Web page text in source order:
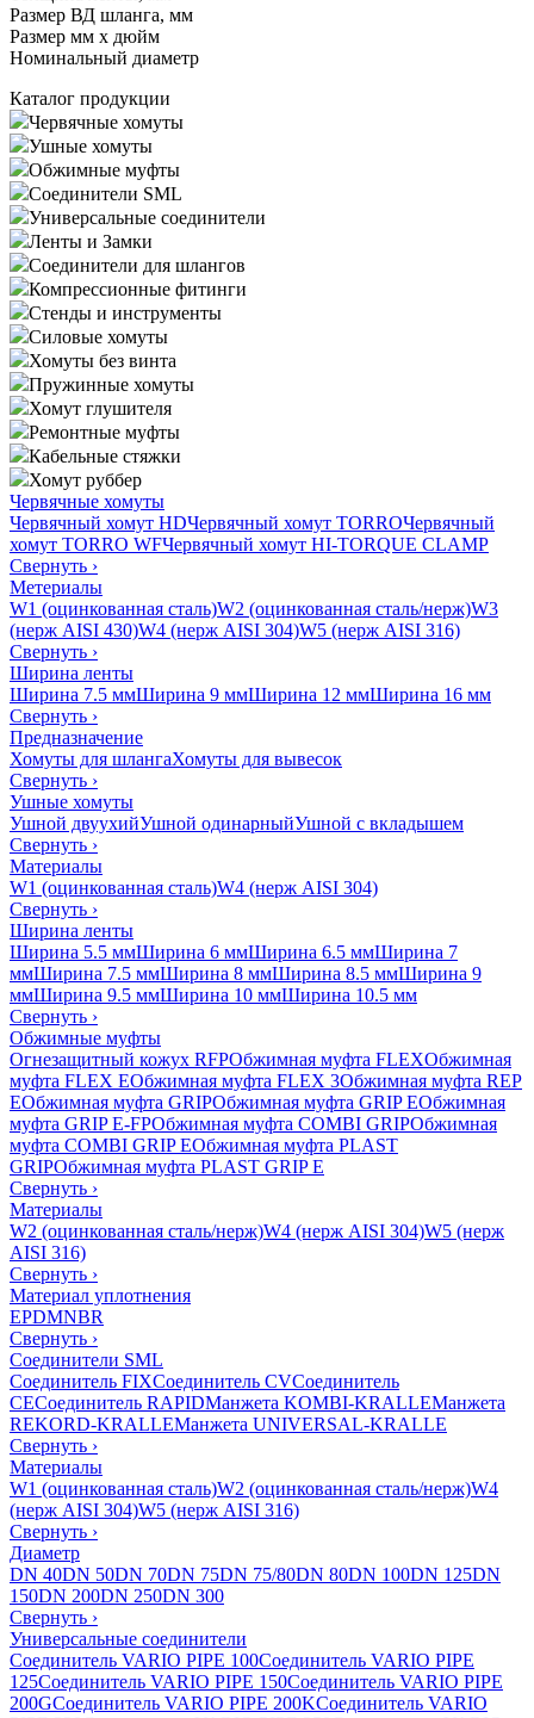
Размер ВД шланга, мм
Размер мм x дюйм
Номинальный диаметр
Каталог продукции
Червячные хомуты
Ушные хомуты
Обжимные муфты
Соединители SML
Универсальные соединители
Ленты и Замки
Соединители для шлангов
Компрессионные фитинги
Стенды и инструменты
Силовые хомуты
Хомуты без винта
Пружинные хомуты
Хомут глушителя
Ремонтные муфты
Кабельные стяжки
Хомут руббер
Червячные хомуты
Червячный хомут HDЧервячный хомут TORROЧервячный
хомут TORRO WFЧервячный хомут HI-TORQUE CLAMP
Свернуть ›
Метериалы
W1 (оцинкованная сталь)W2 (оцинкованная сталь/нерж)W3
(нерж AISI 430)W4 (нерж AISI 304)W5 (нерж AISI 316)
Свернуть ›
Ширина ленты
Ширина 7.5 ммШирина 9 ммШирина 12 ммШирина 16 мм
Свернуть ›
Предназначение
Хомуты для шлангаХомуты для вывесок
Свернуть ›
Ушные хомуты
Ушной двуухийУшной одинарныйУшной с вкладышем
Свернуть ›
Материалы
W1 (оцинкованная сталь)W4 (нерж AISI 304)
Свернуть ›
Ширина ленты
Ширина 5.5 ммШирина 6 ммШирина 6.5 ммШирина 7
ммШирина 7.5 ммШирина 8 ммШирина 8.5 ммШирина 9
ммШирина 9.5 ммШирина 10 ммШирина 10.5 мм
Свернуть ›
Обжимные муфты
Огнезащитный кожух RFPОбжимная муфта FLEXОбжимная
муфта FLEX EОбжимная муфта FLEX 3Обжимная муфта REP
EОбжимная муфта GRIPОбжимная муфта GRIP EОбжимная
муфта GRIP E-FPОбжимная муфта COMBI GRIPОбжимная
муфта COMBI GRIP EОбжимная муфта PLAST
GRIPОбжимная муфта PLAST GRIP E
Свернуть ›
Материалы
W2 (оцинкованная сталь/нерж)W4 (нерж AISI 304)W5 (нерж
AISI 316)
Свернуть ›
Материал уплотнения
EPDMNBR
Свернуть ›
Соединители SML
Соединитель FIXСоединитель CVСоединитель
CEСоединитель RAPIDМанжета KOMBI-KRALLEМанжета
REKORD-KRALLEМанжета UNIVERSAL-KRALLE
Свернуть ›
Материалы
W1 (оцинкованная сталь)W2 (оцинкованная сталь/нерж)W4
(нерж AISI 304)W5 (нерж AISI 316)
Свернуть ›
Диаметр
DN 40DN 50DN 70DN 75DN 75/80DN 80DN 100DN 125DN
150DN 200DN 250DN 300
Свернуть ›
Универсальные соединители
Соединитель VARIO PIPE 100Соединитель VARIO PIPE
125Соединитель VARIO PIPE 150Соединитель VARIO PIPE
200GСоединитель VARIO PIPE 200KСоединитель VARIO